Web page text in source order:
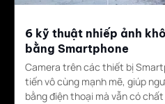
6 kỹ thuật nhiếp ảnh
bằng Smartphone
Camera trên các thiết bị
tiến vô cùng mạnh mẽ, giúp
bằng điện thoại mà vẫn có